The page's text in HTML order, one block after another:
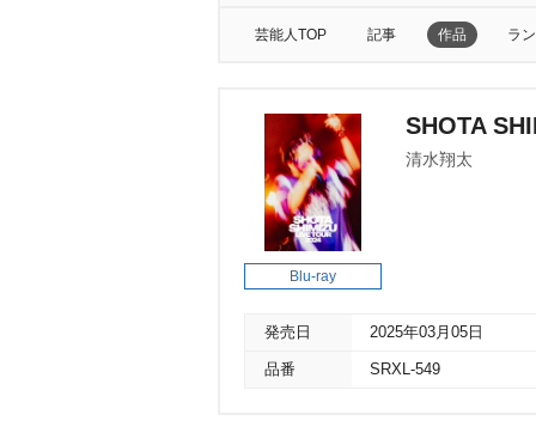
芸能人TOP 記事 作品 ラ
Blu-ray
SHOTA
清水翔太
発売日 2025年03月05日
品番 SRXL-549